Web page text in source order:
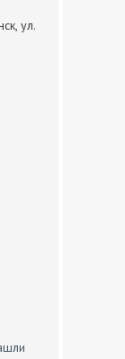
ул.